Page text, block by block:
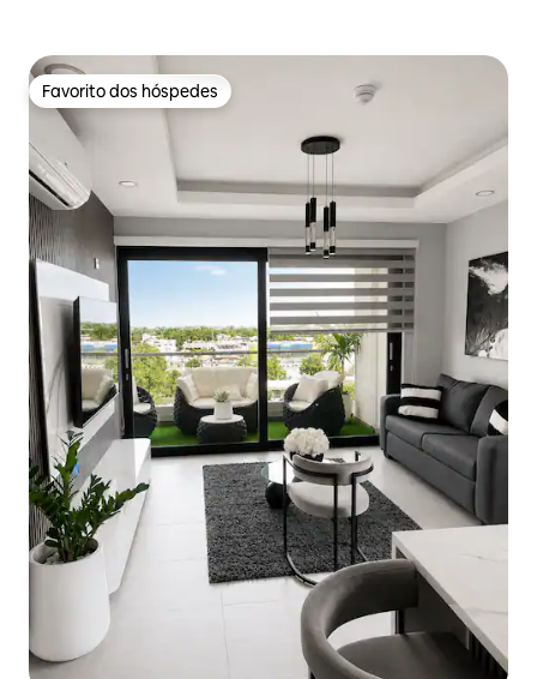
Favorito dos hóspedes
Favorito dos hóspedes